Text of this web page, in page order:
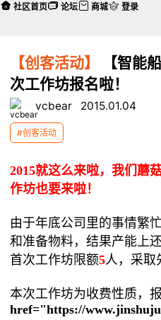
【创客活动】
【智能
次工作坊报名啦！
vcbear 2015.01.04
#创客活动
2015就这么来啦，我们蘑
作坊也要来啦！
由于年底公司里的事情繁
和准备物料，结果产能上
首次工作坊限额5人，采取
本次工作坊为收费性质，
href="https://
社区首页 论坛 商城 登录